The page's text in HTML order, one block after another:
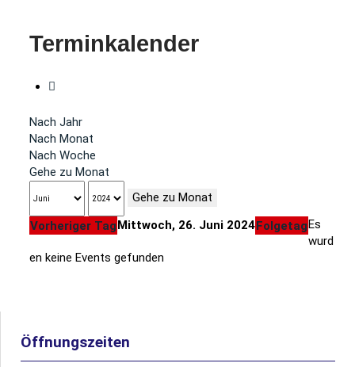
Terminkalender
Nach Jahr
Nach Monat
Nach Woche
Gehe zu Monat
Gehe zu Monat
Vorheriger TagMittwoch, 26. Juni 2024FolgetagEs
wurd
en keine Events gefunden
Öffnungszeiten